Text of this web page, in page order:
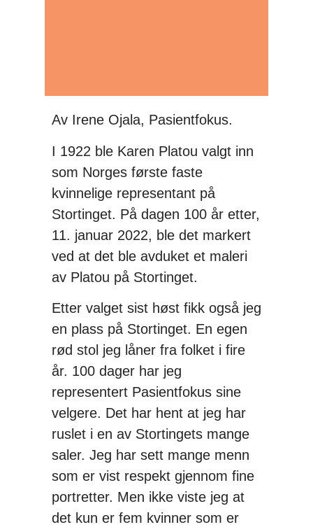
Av Irene Ojala, Pasientfokus.
I 1922 ble Karen Platou valgt inn
som Norges første faste
kvinnelige representant på
Stortinget. På dagen 100 år etter,
11. januar 2022, ble det markert
ved at det ble avduket et maleri
av Platou på Stortinget.
Etter valget sist høst fikk også jeg
en plass på Stortinget. En egen
rød stol jeg låner fra folket i fire
år. 100 dager har jeg
representert Pasientfokus sine
velgere. Det har hent at jeg har
ruslet i en av Stortingets mange
saler. Jeg har sett mange menn
som er vist respekt gjennom fine
portretter. Men ikke viste jeg at
det kun er fem kvinner som er